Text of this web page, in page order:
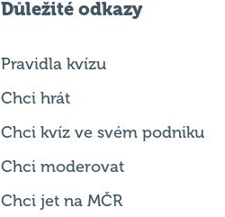
Důležité odkazy
Pravidla kvízu
Chci hrát
Chci kvíz ve svém podniku
Chci moderovat
Chci jet na MČR